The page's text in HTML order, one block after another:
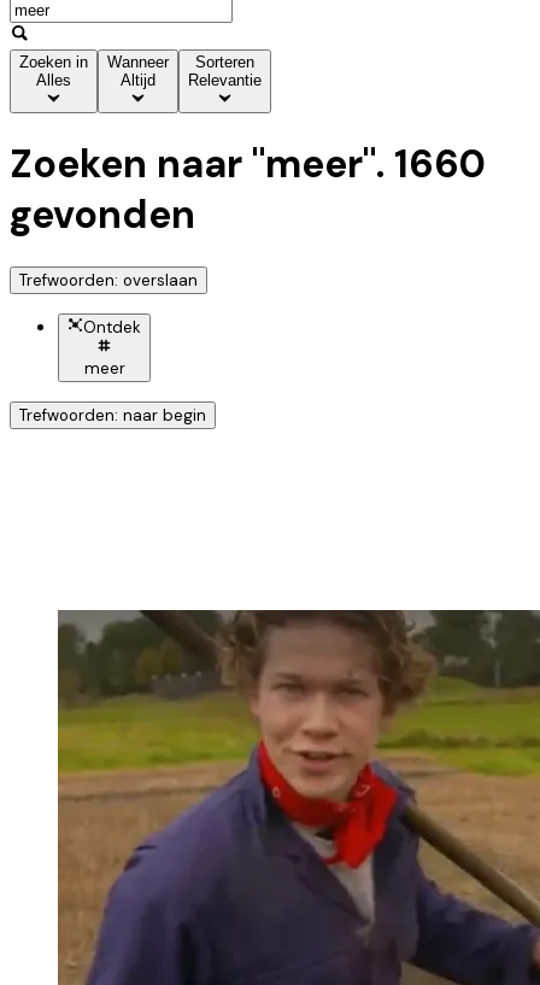
Zoeken in
Alles
Wanneer
Altijd
Sorteren
Relevantie
Zoeken naar "meer". 1660
gevonden
Trefwoorden: overslaan
Ontdek
meer
Trefwoorden: naar begin